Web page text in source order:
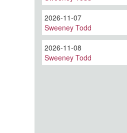
2026-11-07
Sweeney Todd
2026-11-08
Sweeney Todd